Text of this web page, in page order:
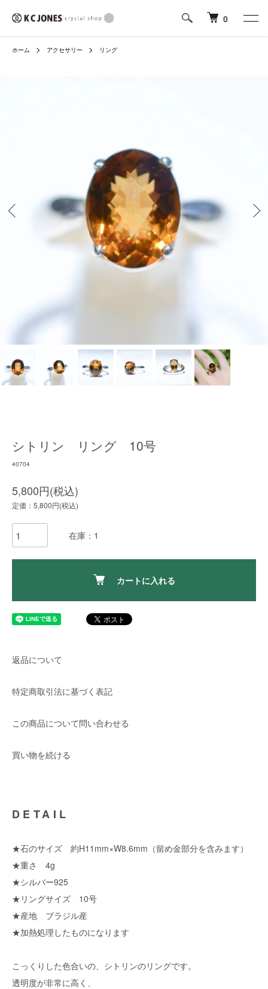
0
ホーム アクセサリー リング
シトリン リング 10号
40704
5,800円(税込)
定価：5,800円(税込)
在庫：1
カートに入れる
返品について
特定商取引法に基づく表記
この商品について問い合わせる
買い物を続ける
DETAIL
★石のサイズ 約H11mm×W8.6mm（留め金部分を含みます）
★重さ 4g
★シルバー925
★リングサイズ 10号
★産地 ブラジル産
★加熱処理したものになります
こっくりした色合いの、シトリンのリングです。
透明度が非常に高く、